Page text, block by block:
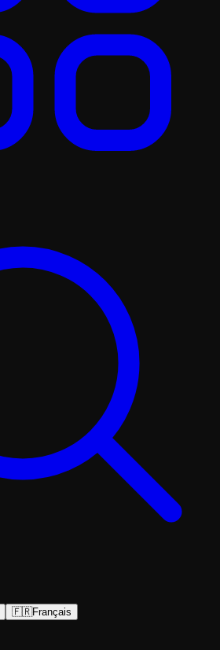
🇫🇷Français